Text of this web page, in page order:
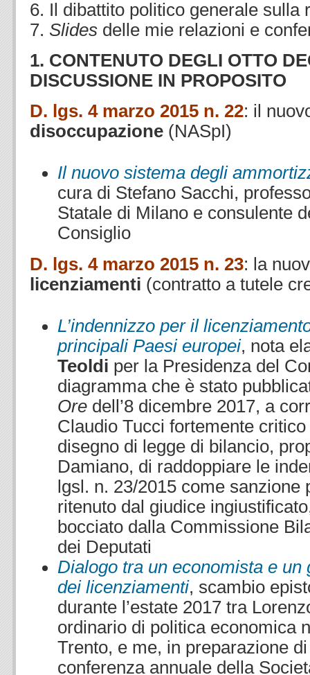
6. Il dibattito politico generale sulla
7. Slides delle mie relazioni e
1. CONTENUTO DEGLI OTTO
DISCUSSIONE IN PROPOSITO
D. lgs. 4 marzo 2015 n. 22: il
disoccupazione (NASpI)
Il nuovo sistema degli
cura di Stefano Sacchi,
Statale di Milano e consulente
Consiglio
D. lgs. 4 marzo 2015 n. 23: la
licenziamenti (contratto a tutele
L’indennizzo per il
principali Paesi europei, nota
Teoldi per la Presidenza del
diagramma che è stato
Ore dell’8 dicembre 2017, a
Claudio Tucci fortemente
disegno di legge di bilancio,
Damiano, di raddoppiare le
lgsl. n. 23/2015 come
ritenuto dal giudice
bocciato dalla Commissione
dei Deputati
Dialogo tra un economista e
dei licenziamenti, scambio
durante l’estate 2017 tra
ordinario di politica economica
Trento, e me, in preparazione
conferenza annuale della